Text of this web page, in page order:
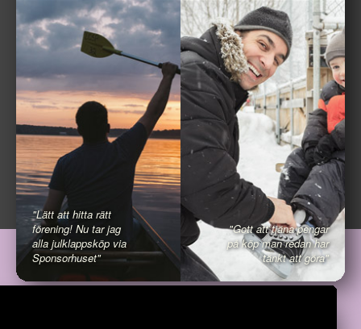
"Lätt att hitta rätt
förening! Nu tar jag
alla julklappsköp via
Sponsorhuset"
"Gott att tjäna pengar
på köp man redan har
tänkt att göra"